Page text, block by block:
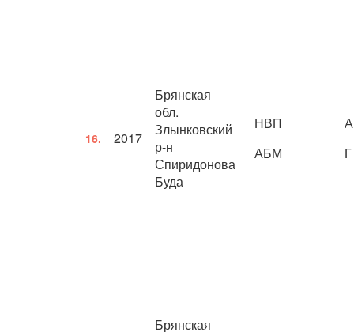
16. 2017
Брянская
обл.
Злынковский
р-н
Спиридонова
Буда
НВП
АБМ
А
Г
Брянская